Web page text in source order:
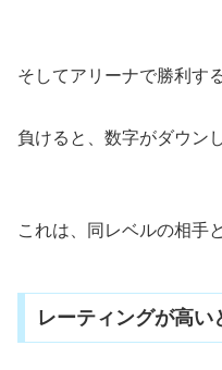
そしてアリーナで勝利す
負けると、数字がダウン
これは、同レベルの相手
レーティングが高